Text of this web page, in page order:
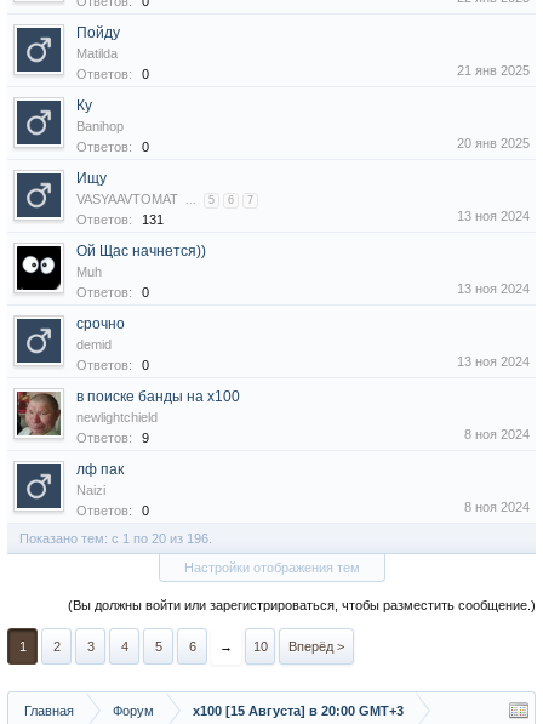
Пойду
Matilda
Ответов:
0 21 янв 2025
Ку
Banihop
Ответов:
0 20 янв 2025
Ищу
VASYAAVTOMAT ... 5 6 7
Ответов: 131 13 ноя 2024
Ой Щас начнется))
Muh
Ответов:
0 13 ноя 2024
срочно
demid
Ответов:
0 13 ноя 2024
в поиске банды на х100
newlightchield
Ответов:
9 8 ноя 2024
лф пак
Naizi
Ответов:
0 8 ноя 2024
Показано тем: с 1 по 20 из 196.
Настройки отображения тем
(Вы должны войти или зарегистрироваться, чтобы разместить сообщение.)
1 2 3 4 5 6 → 10 Вперёд >
Главная Форум х100 [15 Августа] в 20:00 GMT+3